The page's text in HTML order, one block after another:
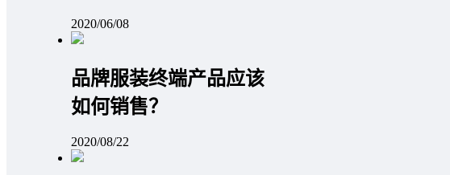
2020/06/08
品牌服装终端产品应该
如何销售？
2020/08/22